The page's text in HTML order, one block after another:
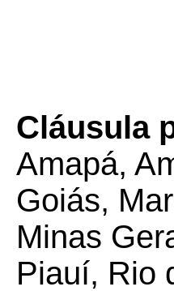
Cláusula
Amapá,
Goiás,
Minas
Piauí, Rio